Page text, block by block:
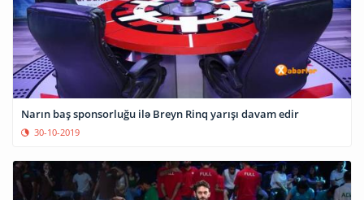
Narın baş sponsorluğu ilə Breyn Rinq yarışı davam edir
30-10-2019